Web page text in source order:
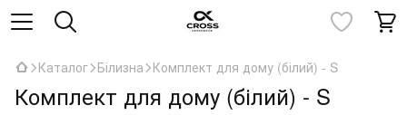
Каталог Білизна Комплект для дому (білий) - S
Комплект для дому (білий) - S